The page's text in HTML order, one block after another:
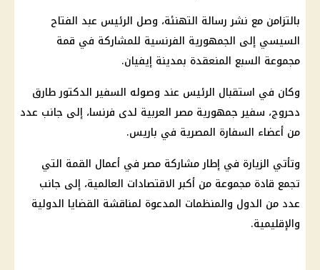
بالتزامن مع نشر رسالة التهنئة، وصل الرئيس عبد الفتاح
السيسي إلى الجمهورية الفرنسية للمشاركة في قمة
مجموعة السبع المنعقدة بمدينة إيفيان.
وكان في استقبال الرئيس عند وصوله السفير الدكتور طارق
دحروج، سفير جمهورية مصر العربية لدى فرنسا، إلى جانب عدد
من أعضاء السفارة المصرية في باريس.
وتأتي الزيارة في إطار مشاركة مصر في أعمال القمة التي
تجمع قادة مجموعة من أكبر الاقتصادات العالمية، إلى جانب
عدد من الدول والمنظمات المدعوة لمناقشة القضايا الدولية
والإقليمية.